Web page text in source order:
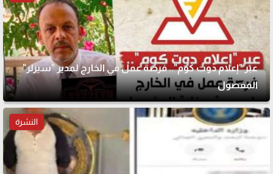
عبر "إعلام دوت كوم".. فرصة عمل في الخارج لمدير "سيزلر"
المفصول
النشرة